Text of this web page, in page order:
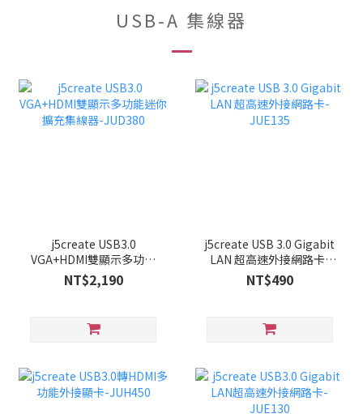
USB-A 集線器
j5create USB3.0
VGA+HDMI雙顯示多功能
迷你擴充集線器-JUD380
NT$2,190
j5create USB 3.0 Gigabit
LAN 超高速外接網路卡-
JUE135
NT$490